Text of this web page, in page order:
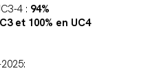
4 : 94%
et 100% en UC4